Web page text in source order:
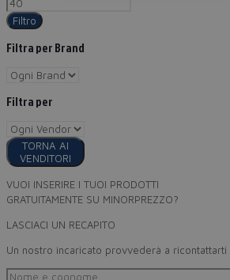
Filtro
Filtra per Brand
Filtra per
TORNA AI
VENDITORI
VUOI INSERIRE I TUOI PRODOTTI
GRATUITAMENTE SU MINORPREZZO?
LASCIACI UN RECAPITO
Un nostro incaricato provvederà a ricontattarti